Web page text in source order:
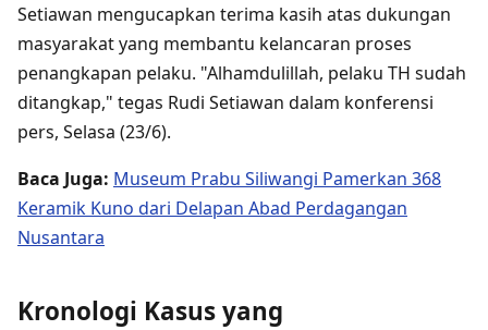
Setiawan mengucapkan terima kasih atas dukungan
masyarakat yang membantu kelancaran proses
penangkapan pelaku. "Alhamdulillah, pelaku TH sudah
ditangkap," tegas Rudi Setiawan dalam konferensi
pers, Selasa (23/6).
Baca Juga: Museum Prabu Siliwangi Pamerkan 368
Keramik Kuno dari Delapan Abad Perdagangan
Nusantara
Kronologi Kasus yang